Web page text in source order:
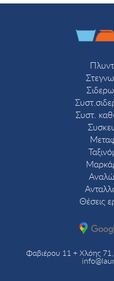
Συστ.
Θέσεις
Φαβιέρου 11 + Χλόης